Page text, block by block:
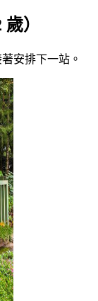
歲）
安排下一站。